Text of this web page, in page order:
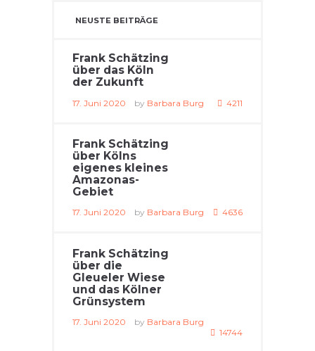
NEUSTE BEITRÄGE
Frank Schätzing
über das Köln
der Zukunft
17. Juni 2020 by Barbara Burg 4211
Frank Schätzing
über Kölns
eigenes kleines
Amazonas-
Gebiet
17. Juni 2020 by Barbara Burg 4636
Frank Schätzing
über die
Gleueler Wiese
und das Kölner
Grünsystem
17. Juni 2020 by Barbara Burg
14744